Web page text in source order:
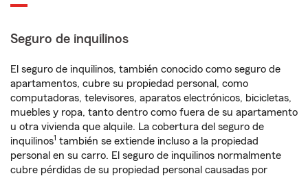
Seguro de inquilinos
El seguro de inquilinos, también conocido como seguro de
apartamentos, cubre su propiedad personal, como
computadoras, televisores, aparatos electrónicos, bicicletas,
muebles y ropa, tanto dentro como fuera de su apartamento
u otra vivienda que alquile. La cobertura del seguro de
inquilinos1 también se extiende incluso a la propiedad
personal en su carro. El seguro de inquilinos normalmente
cubre pérdidas de su propiedad personal causadas por